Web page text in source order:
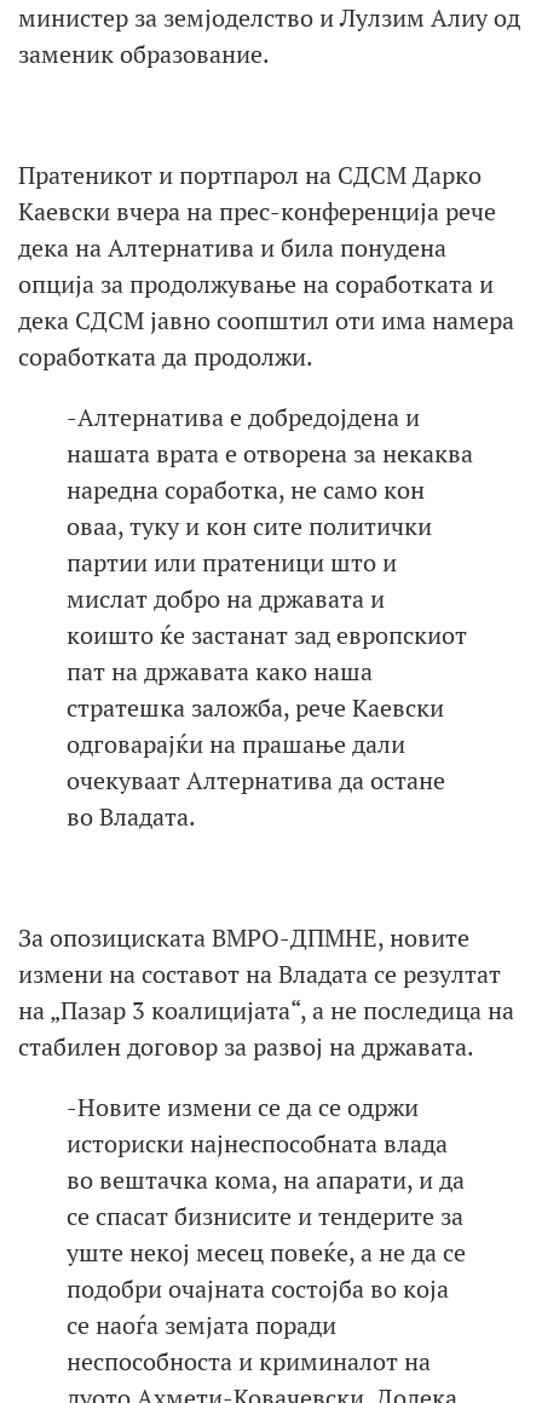
министер за земјоделство и Лулзим Алиу од
заменик образование.
Пратеникот и портпарол на СДСМ Дарко
Каевски вчера на прес-конференција рече
дека на Алтернатива и била понудена
опција за продолжување на соработката и
дека СДСМ јавно соопштил оти има намера
соработката да продолжи.
-Алтернатива е добредојдена и
нашата врата е отворена за некаква
наредна соработка, не само кон
оваа, туку и кон сите политички
партии или пратеници што и
мислат добро на државата и
коишто ќе застанат зад европскиот
пат на државата како наша
стратешка заложба, рече Каевски
одговарајќи на прашање дали
очекуваат Алтернатива да остане
во Владата.
За опозициската ВМРО-ДПМНЕ, новите
измени на составот на Владата се резултат
на „Пазар 3 коалицијата“, а не последица на
стабилен договор за развој на државата.
-Новите измени се да се одржи
историски најнеспособната влада
во вештачка кома, на апарати, и да
се спасат бизнисите и тендерите за
уште некој месец повеќе, а не да се
подобри очајната состојба во која
се наоѓа земјата поради
неспособноста и криминалот на